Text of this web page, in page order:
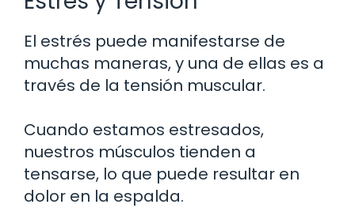
El estrés puede manifestarse de
muchas maneras, y una de ellas es a
través de la tensión muscular.
Cuando estamos estresados,
nuestros músculos tienden a
tensarse, lo que puede resultar en
dolor en la espalda.